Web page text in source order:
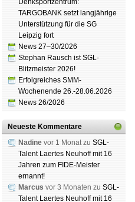
Denksportzentrum:
TARGOBANK setzt langjährige
Unterstützung für die SG
Leipzig fort
News 27–30/2026
Stephan Rausch ist SGL-
Blitzmeister 2026!
Erfolgreiches SMM-
Wochenende 26.-28.06.2026
News 26/2026
Neueste Kommentare
Nadine vor 1 Monat zu SGL-
Talent Laertes Neuhoff mit 16
Jahren zum FIDE-Meister
ernannt!
Marcus vor 3 Monaten zu SGL-
Talent Laertes Neuhoff mit 16